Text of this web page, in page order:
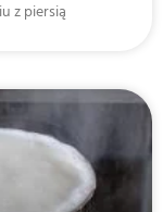
z piersią